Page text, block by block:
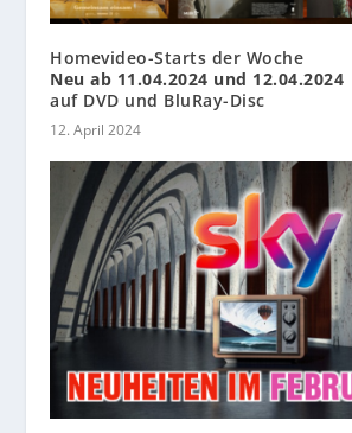
Homevideo-Starts der Woche
Neu ab 11.04.2024 und 12.04.2024
auf DVD und BluRay-Disc
12. April 2024